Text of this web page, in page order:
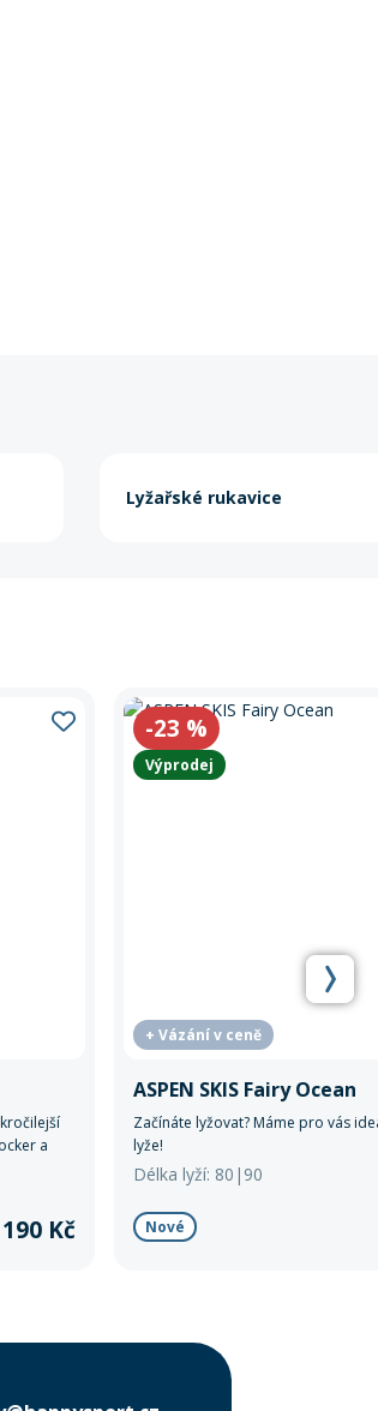
Lyžařské rukavice
a
i
Kč
-23 %
Výprodej
+ Vázání v ceně
ASPEN SKIS Fairy Ocean
Začínáte lyžovat? Máme pro vás
lyže!
Délka lyží: 80|90
Nové